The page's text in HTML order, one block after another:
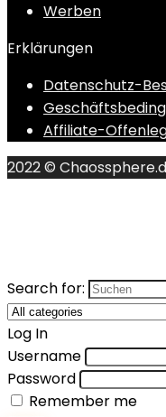
Werben
Erklärungen
Datenschutz-
Affiliate-
2022 ©
Search for:
Log In
Username
Password
Remember me